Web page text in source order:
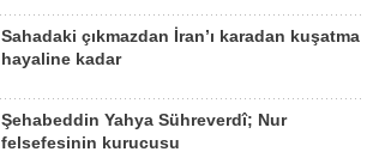
Sahadaki çıkmazdan İran’ı karadan kuşatma
hayaline kadar
Şehabeddin Yahya Sühreverdî; Nur
felsefesinin kurucusu